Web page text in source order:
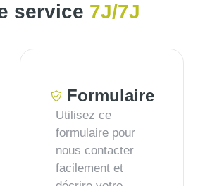
service 7J/7J
Formulaire
Utilisez ce
formulaire pour
nous contacter
facilement et